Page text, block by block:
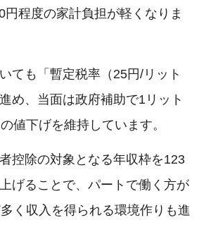
円程度の家計負担が軽くなりま
ても「暫定税率（25円/リット
め、当面は政府補助で1リット
値下げを維持しています。
控除の対象となる年収枠を123
げることで、パートで働く方が
く収入を得られる環境作りも進